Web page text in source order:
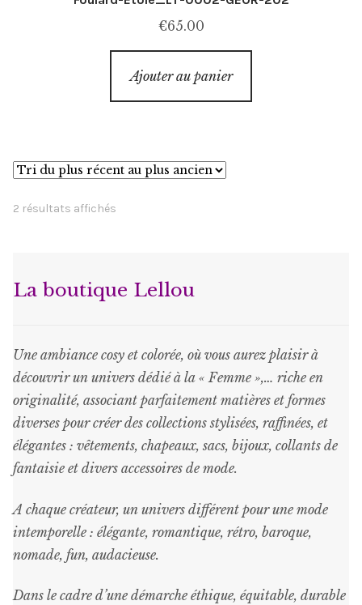
€65.00
Ajouter au panier
2 résultats affichés
au
La boutique Lellou
Une ambiance cosy et colorée, où vous aurez plaisir à
découvrir un univers dédié à la « Femme »,… riche en
originalité, associant parfaitement matières et formes
diverses pour créer des collections stylisées, raffinées, et
élégantes : vêtements, chapeaux, sacs, bijoux, collants de
fantaisie et divers accessoires de mode.
A chaque créateur, un univers différent pour une mode
intemporelle : élégante, romantique, rétro, baroque,
nomade, fun, audacieuse.
Dans le cadre d’une démarche éthique, équitable, durable